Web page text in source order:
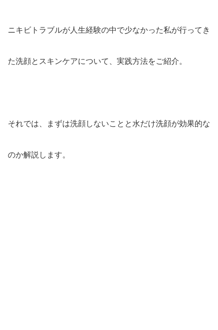
ニキビトラブルが人生経験の中で少なかった私が行ってき
た洗顔とスキンケアについて、実践方法をご紹介。
それでは、まずは洗顔しないことと水だけ洗顔が効果的な
のか解説します。